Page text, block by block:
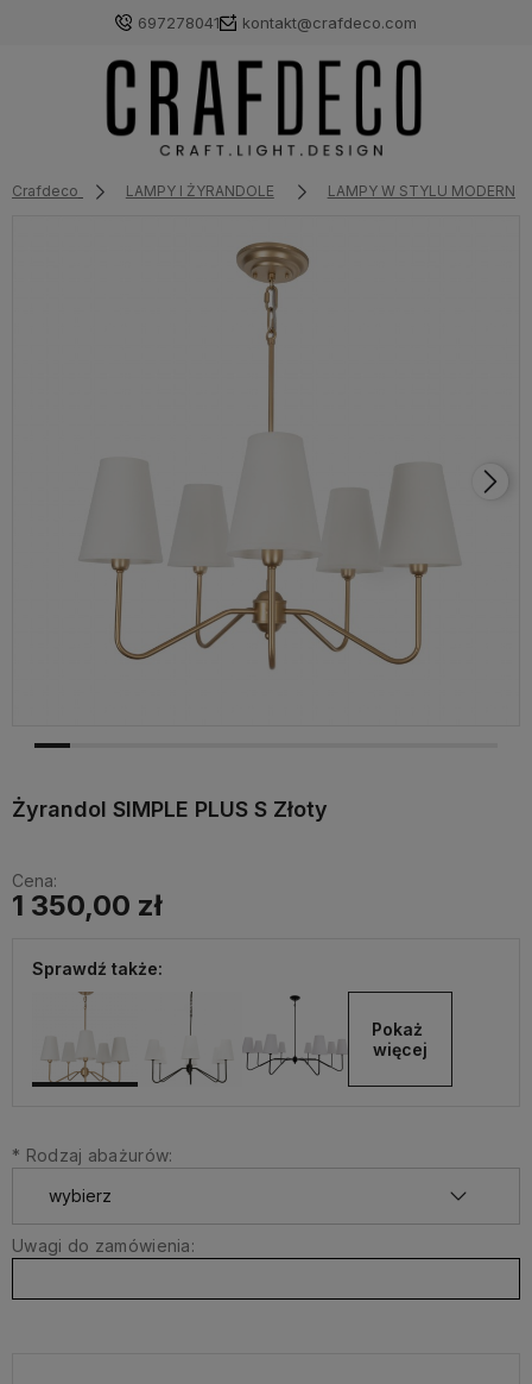
697278041 kontakt@crafdeco.com
Crafdeco LAMPY I ŻYRANDOLE LAMPY W STYLU MODERN
Żyrandol SIMPLE PLUS S Złoty
Cena:
1 350,00 zł
Sprawdź także:
Pokaż
więcej
* Rodzaj abażurów:
Uwagi do zamówienia: